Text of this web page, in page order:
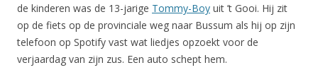
de kinderen was de 13-jarige Tommy-Boy uit ’t Gooi. Hij zit
op de fiets op de provinciale weg naar Bussum als hij op zijn
telefoon op Spotify vast wat liedjes opzoekt voor de
verjaardag van zijn zus. Een auto schept hem.